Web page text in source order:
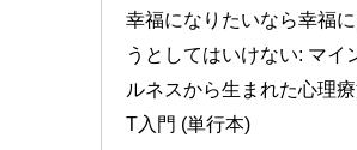
幸福になりたいなら幸福
うとしてはいけない: マイ
ルネスから生まれた心理
T入門 (単行本)